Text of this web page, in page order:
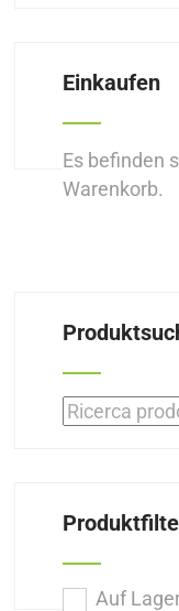
Einkaufen
Es befinden
Warenkorb.
Suchen
Auf